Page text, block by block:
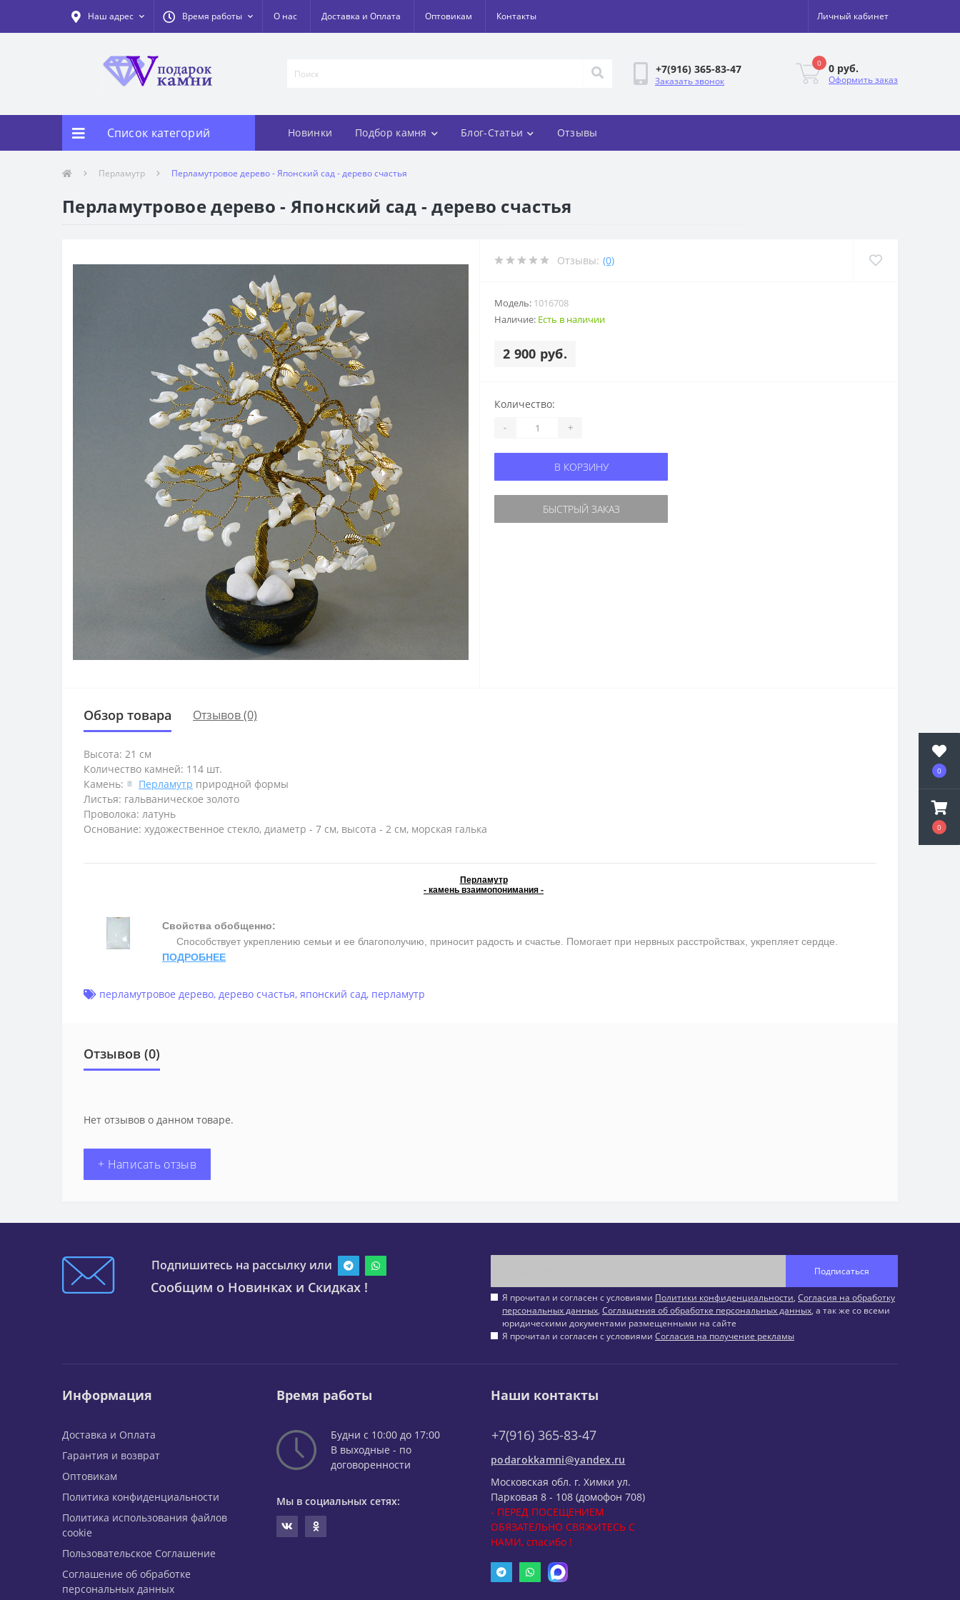
0
0
Наш адрес Время работы О нас Доставка и Оплата Оптовикам Контакты Личный кабинет
+7(916) 365-83-47
Заказать звонок
0 0 руб.
Оформить заказ
Список категорий Новинки Подбор камня Блог-Статьи Отзывы
Перламутр Перламутровое дерево - Японский сад - дерево счастья
Перламутровое дерево - Японский сад - дерево счастья
Отзывы: (0)
Модель: 1016708
Наличие: Есть в наличии
2 900 руб.
Количество:
- +
В КОРЗИНУ
БЫСТРЫЙ ЗАКАЗ
Обзор товара Отзывов (0)
Высота: 21 см
Количество камней: 114 шт.
Камень:
Перламутр природной формы
Листья: гальваническое золото
Проволока: латунь
Основание: художественное стекло, диаметр - 7 см, высота - 2 см, морская галька
Перламутр
- камень взаимопонимания -
Свойства обобщенно:
Способствует укреплению семьи и ее благополучию, приносит радость и счастье. Помогает при нервных расстройствах, укрепляет сердце.
ПОДРОБНЕЕ
перламутровое дерево, дерево счастья, японский сад, перламутр
Отзывов (0)
Нет отзывов о данном товаре.
+ Написать отзыв
Подпишитесь на рассылку или
Сообщим о Новинках и Скидках !
Подписаться
Я прочитал и согласен с условиями Политики конфиденциальности, Согласия на обработку
персональных данных, Соглашения об обработке персональных данных, а так же со всеми
юридическими документами размещенными на сайте
Я прочитал и согласен с условиями Согласия на получение рекламы
Информация
Доставка и Оплата
Гарантия и возврат
Оптовикам
Политика конфиденциальности
Политика использования файлов
cookie
Пользовательское Соглашение
Соглашение об обработке
персональных данных
Время работы
Будни с 10:00 до 17:00
В выходные - по
договоренности
Мы в социальных сетях:
Наши контакты
+7(916) 365-83-47
podarokkamni@yandex.ru
Московская обл. г. Химки ул.
Парковая 8 - 108 (домофон 708)
- ПЕРЕД ПОСЕЩЕНИЕМ
ОБЯЗАТЕЛЬНО СВЯЖИТЕСЬ С
НАМИ, спасибо !